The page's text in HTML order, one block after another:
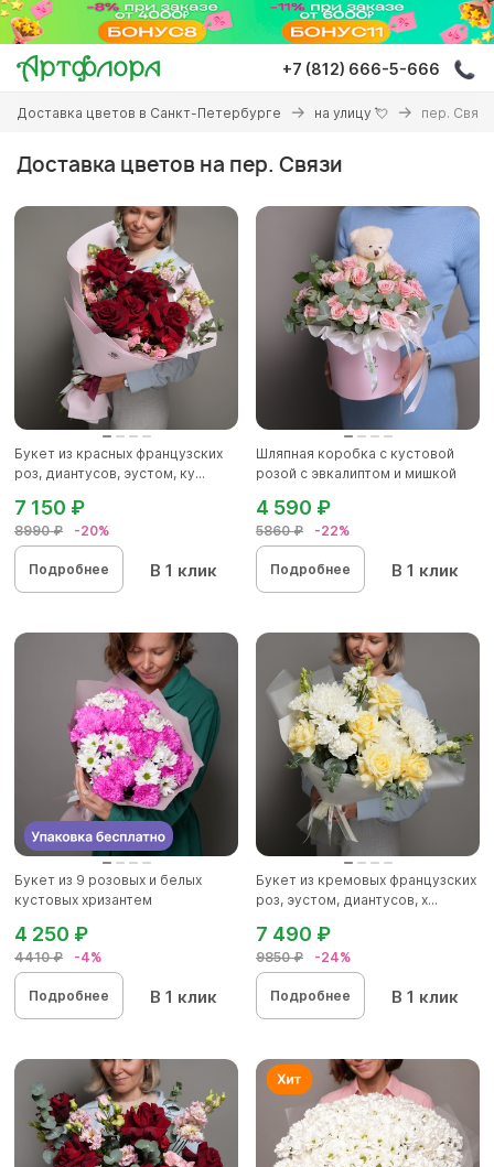
Перейти
основному
содержанию
+7 (812) 666-5-666
Вы
здесь
Доставка цветов в Санкт-Петербурге на улицу 💘 пер. Связи
Доставка цветов на пер. Связи
Букет из красных французских
роз, диантусов, эустом, ку...
8990 ₽ -20%
7 150 ₽
Подробнее В 1 клик
Шляпная коробка с кустовой
розой с эвкалиптом и мишкой
5860 ₽ -22%
4 590 ₽
Подробнее В 1 клик
Букет из 9 розовых и белых
кустовых хризантем
4410 ₽ -4%
4 250 ₽
Подробнее В 1 клик
Букет из кремовых французских
роз, эустом, диантусов, х...
9850 ₽ -24%
7 490 ₽
Подробнее В 1 клик